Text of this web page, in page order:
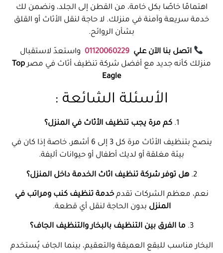
اهتمامًا خاصًا بكل خامة، من القطن إلى الجلد، ونضمن لك
خدمة سريعة وآمنة في منزلك. لا حاجة لنقل الأثاث أو القلق
بشأن الروائح.
اتصل بنا الآن علي01120060229 واستعدّ لاستقبال
منزلك كأنه جديد مع أفضل شركة تنظيف أثاث في مصر Top
Eagle
الأسئلة الشائعة :
1. كم مرة يجب تنظيف الأثاث في المنزل؟
ينصح بتنظيف الأثاث مرة كل 3 إلى 6 أشهر، خاصة إذا كان في
بيئة مغلقة أو لديك أطفال أو حيوانات أليفة.
2. هل توفر شركة تنظيف اثاث الخدمة داخل المنزل؟
نعم، معظم الشركات تقدمخدمة تنظيف كنب ومراتب في
المنزل بدون الحاجة لنقل أي قطعة.
3. ما الفرق بين التنظيف بالبخار والتنظيف الجاف؟
البخار مناسب للبقع العميقة والتعقيم، بينما الجاف يُستخدم